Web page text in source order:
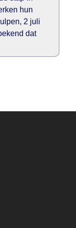
hun
2 juli
dat